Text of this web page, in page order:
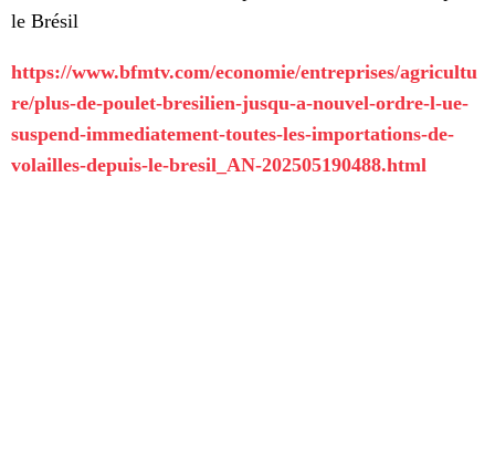
le Brésil
https://www.bfmtv.com/economie/entreprises/agricultu
re/plus-de-poulet-bresilien-jusqu-a-nouvel-ordre-l-ue-
suspend-immediatement-toutes-les-importations-de-
volailles-depuis-le-bresil_AN-202505190488.html